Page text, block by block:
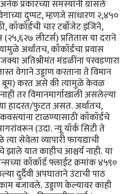
प्रकारच्या समस्यांनी ग्रासले
दुप्पट, म्हणजे साधारण २,४५०
काँकॉर्डची चार टर्बोजेट इंजिने,
लीटर्स) प्रतितास या दराने
अर्थातच, काँकॉर्डचा प्रवास
अतिश्रीमंत मंडळींना परवडणारा
वेगाने उड्डाण करताना ते विमान
बूम) करत असे की त्यामुळे केवळ
तर विमानमार्गाखाली असलेल्या
हादरत/फुटत असत. अर्थातच,
टाळण्यासाठी काँकॉर्डचे
(उदा. न्यू यॉर्क सिटी ते
सेवेला व्यापारी फायद्याची
यात काहीच आश्चर्य नाही. या
काँकॉर्ड फ्लाईट क्रमांक ४५९०
दुर्दैवी अपघाताने उंटाची पाठ
बजावले. उड्डाण केल्यावर काही